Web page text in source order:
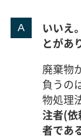
いいえ
とがあ
廃棄物
負うの
物処理
注者(
者であ